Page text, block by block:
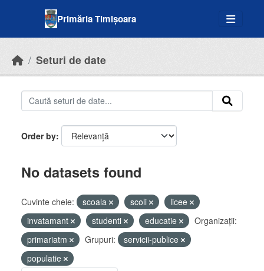
Primăria Timișoara
Seturi de date
Order by
No datasets found
Cuvinte cheie: scoala scoli
licee
invatamant
studenti educatie
Organizații:
primariatm
Grupuri:
servicii-publice
populatie